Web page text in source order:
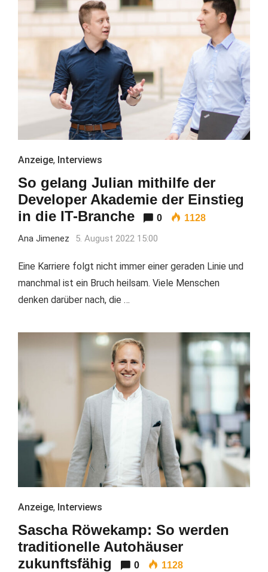
Anzeige, Interviews
So gelang Julian mithilfe der
Developer Akademie der Einstieg
in die IT-Branche
0 1128
Ana Jimenez 5. August 2022 15:00
Eine Karriere folgt nicht immer einer geraden Linie und
manchmal ist ein Bruch heilsam. Viele Menschen
denken darüber nach, die …
Anzeige, Interviews
Sascha Röwekamp: So werden
traditionelle Autohäuser
zukunftsfähig
0 1128